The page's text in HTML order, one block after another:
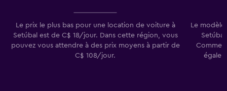
Le prix le plus bas pour une location de voiture à
Setúbal est de C$ 18/jour. Dans cette région, vous
pouvez vous attendre à des prix moyens à partir de
C$ 108/jour.
Le